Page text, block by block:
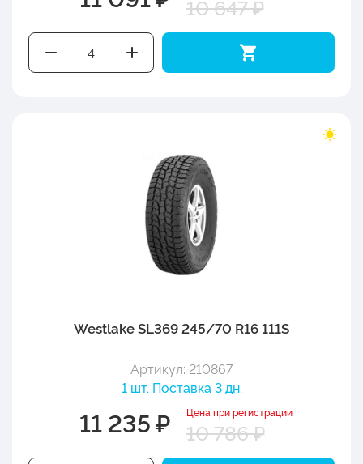
10 647 ₽
Westlake SL369 245/70 R16 111S
Артикул: 210867
1 шт. Поставка 3 дн.
11 235 ₽ Цена при регистрации
10 786 ₽